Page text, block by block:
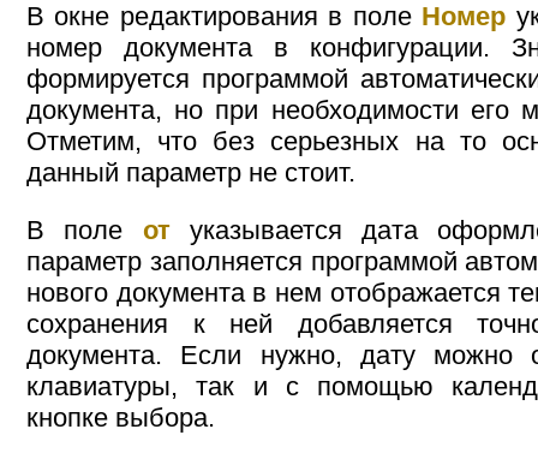
В окне редактирования в поле Номер
номер документа в конфигурации.
формируется программой
документа, но при необходимости его
Отметим, что без серьезных на то
данный параметр не стоит.
В поле отуказывается дата
параметр заполняется программой
нового документа в нем отображается
сохранения к ней добавляется
документа. Если нужно, дату можно
клавиатуры, так и с помощью
кнопке выбора.